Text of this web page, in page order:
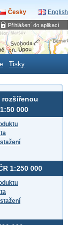
Přihlášení do aplikací
Česky English
Tisky
rozšířenou
1:50 000
1:250 000